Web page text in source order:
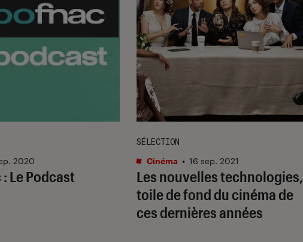
Le Podcast
2020
Les nouvelles technologies,
toile de fond du cinéma de
ces dernières années
SÉLECTION
Cinéma • 16 sep. 2021